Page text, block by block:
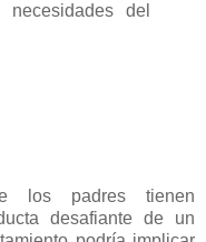
del
los padres tienen
desafiante de un